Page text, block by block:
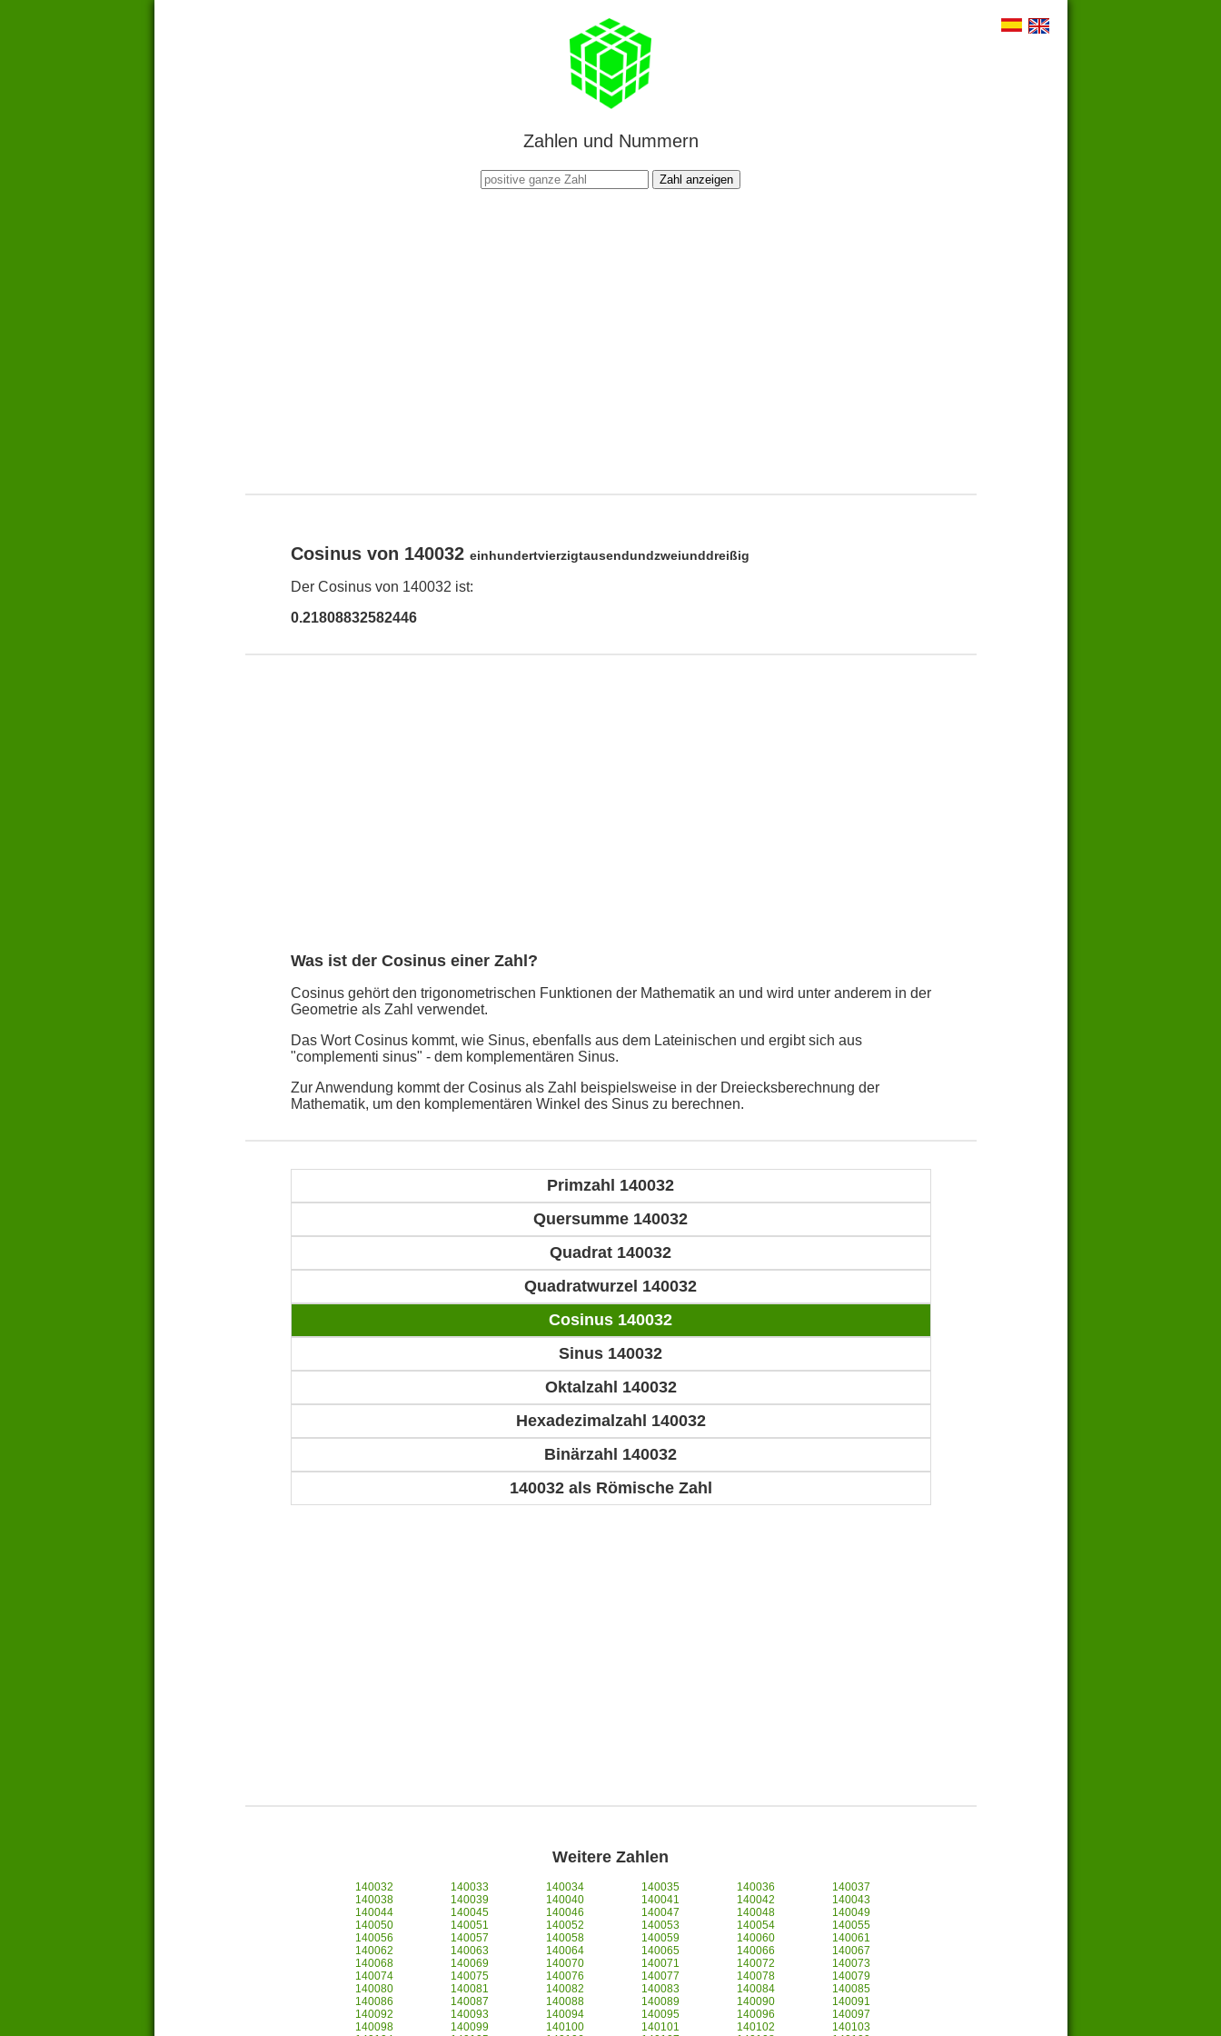
Zahlen und Nummern
Zahl anzeigen
Cosinus von 140032 einhundertvierzigtausendundzweiunddreißig
Der Cosinus von 140032 ist:
0.21808832582446
Was ist der Cosinus einer Zahl?
Cosinus gehört den trigonometrischen Funktionen der Mathematik an und wird unter anderem in der
Geometrie als Zahl verwendet.
Das Wort Cosinus kommt, wie Sinus, ebenfalls aus dem Lateinischen und ergibt sich aus
"complementi sinus" - dem komplementären Sinus.
Zur Anwendung kommt der Cosinus als Zahl beispielsweise in der Dreiecksberechnung der
Mathematik, um den komplementären Winkel des Sinus zu berechnen.
Primzahl 140032
Quersumme 140032
Quadrat 140032
Quadratwurzel 140032
Cosinus 140032
Sinus 140032
Oktalzahl 140032
Hexadezimalzahl 140032
Binärzahl 140032
140032 als Römische Zahl
Weitere Zahlen
140032 140033 140034 140035 140036
140037
140038
140039 140040 140041 140042
140043
140044
140045 140046 140047 140048
140049
140050
140051 140052 140053 140054
140055
140056
140057 140058 140059 140060
140061
140062
140063 140064 140065 140066
140067
140068
140069 140070 140071 140072
140073
140074
140075 140076 140077 140078
140079
140080
140081 140082 140083 140084
140085
140086
140087 140088 140089 140090
140091
140092
140093 140094 140095 140096
140097
140098
140099 140100 140101 140102
140103